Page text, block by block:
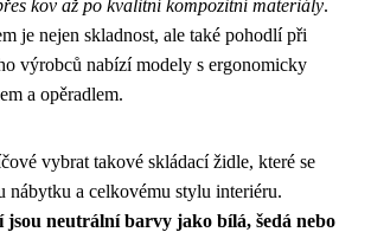
kov až po kvalitní kompozitní materiály.
je nejen skladnost, ale také pohodlí při
výrobců nabízí modely s ergonomicky
a opěradlem.
vybrat takové skládací židle, které se
nábytku a celkovému stylu interiéru.
jsou neutrální barvy jako bílá, šedá nebo